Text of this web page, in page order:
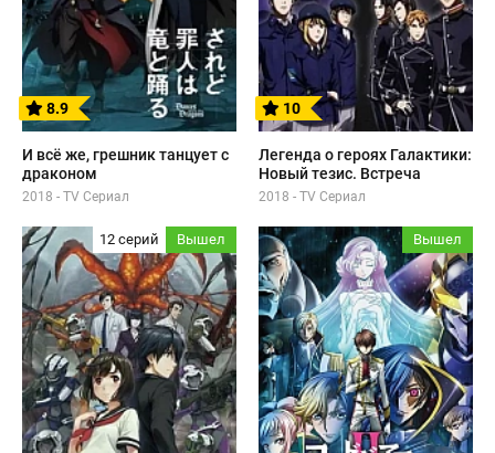
8.9
И всё же, грешник танцует с
драконом
2018 - TV Сериал
10
Легенда о героях Галактики:
Новый тезис. Встреча
2018 - TV Сериал
12 серий Вышел Вышел